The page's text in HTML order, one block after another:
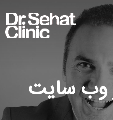
وب سایت